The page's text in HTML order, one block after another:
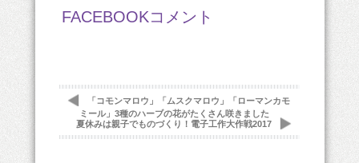
FACEBOOKコメント
「コモンマロウ」「ムスクマロウ」「ローマンカモ
ミール」3種のハーブの花がたくさん咲きました
夏休みは親子でものづくり！電子工作大作戦2017